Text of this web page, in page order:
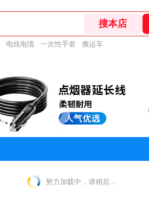
电线电缆 一次性手套 搬运车
努力加载中，请稍后...